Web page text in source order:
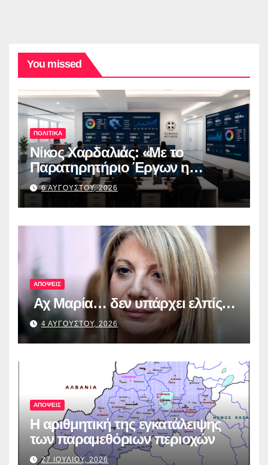
You missed
ΠΟΛΙΤΙΚΑ
Νίκος Χαρδαλιάς: «Με το
Παρατηρητήριο Έργων η
Περιφέρεια Αττικής αποκτά ένα
από τα πρώτα ολοκληρωμένα
ψηφιακά εργαλεία στην Ευρώπη
για τη διαφάνεια και τη
λογοδοσία»
6 ΑΥΓΟΥΣΤΟΥ, 2026
ΑΠΟΨΕΙΣ
Αχ Μαρία… δεν υπάρχει ελπίς…
4 ΑΥΓΟΥΣΤΟΥ, 2026
ΑΠΟΨΕΙΣ
Η αριθμητική της εγκατάλειψης
των παραμεθόριων περιοχών
27 ΙΟΥΛΙΟΥ, 2026